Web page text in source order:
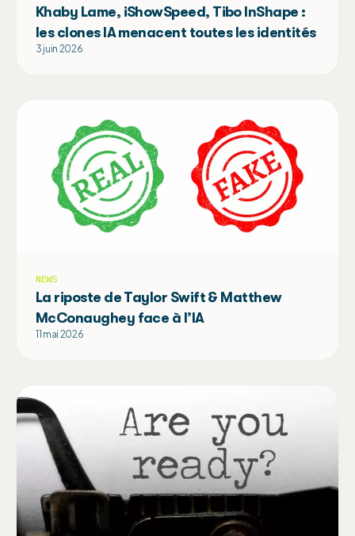
Khaby Lame, iShowSpeed, Tibo InShape :
les clones IA menacent toutes les identités
3 juin 2026
NEWS
La riposte de Taylor Swift & Matthew
McConaughey face à l’IA
11 mai 2026